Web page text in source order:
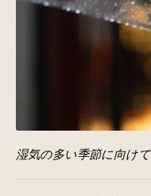
湿気の多い季節に向けて